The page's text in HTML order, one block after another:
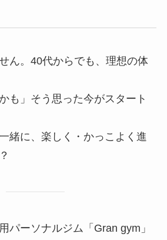
ん。40代からでも、理想の体
も」そう思った今がスタート
緒に、楽しく・かっこよく進
パーソナルジム「Gran gym」